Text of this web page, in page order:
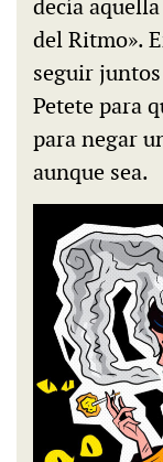
decía
del Ritmo».
seguir
Petete para
para negar
aunque sea.